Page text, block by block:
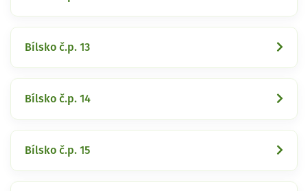
Bílsko č.p. 13
Bílsko č.p. 14
Bílsko č.p. 15